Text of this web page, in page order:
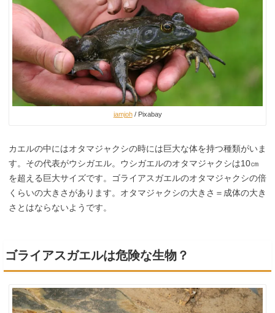
jamjoh/ Pixabay
カエルの中にはオタマジャクシの時には巨大な体を持つ種類がいま
す。その代表がウシガエル。ウシガエルのオタマジャクシは10㎝
を超える巨大サイズです。ゴライアスガエルのオタマジャクシの倍
くらいの大きさがあります。オタマジャクシの大きさ＝成体の大き
さとはならないようです。
ゴライアスガエルは危険な生物？